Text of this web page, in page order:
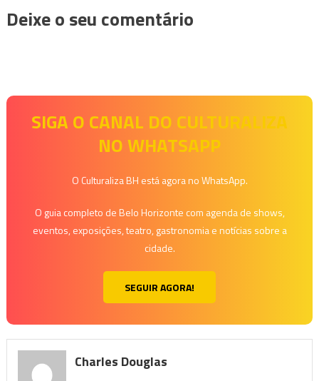
Deixe o seu comentário
SIGA O CANAL DO CULTURALIZA
NO WHATSAPP
O Culturaliza BH está agora no WhatsApp.
O guia completo de Belo Horizonte com agenda de shows,
eventos, exposições, teatro, gastronomia e notícias sobre a
cidade.
SEGUIR AGORA!
Charles Douglas